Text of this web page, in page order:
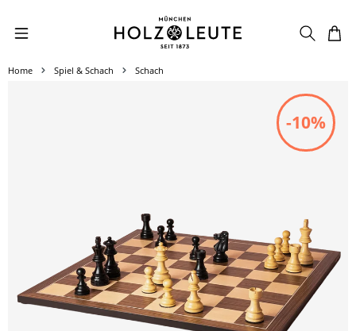
Zum Hauptinhalt springen
Home Spiel & Schach Schach
-10%